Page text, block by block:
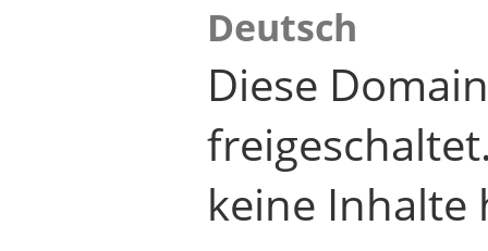
Deutsch
Diese
keine Inhalte